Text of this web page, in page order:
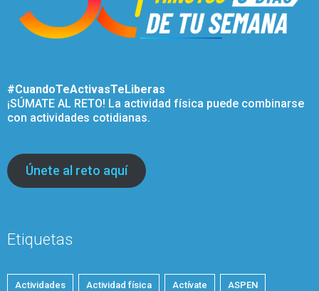
#CuandoTeActivasTeLiberas
¡SÚMATE AL RETO! La actividad física puede combinarse
con actividades cotidianas.
Únete al reto aquí
Etiquetas
Actividades Actividad física Actívate ASPEN